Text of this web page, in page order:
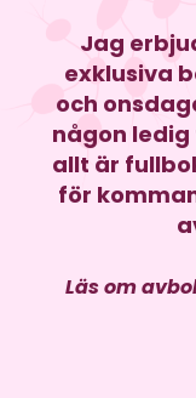
Jag
exklusiva
och
någon
allt är
för
Läs om